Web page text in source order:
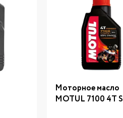
Моторное масло
MOTUL 7100 4T S